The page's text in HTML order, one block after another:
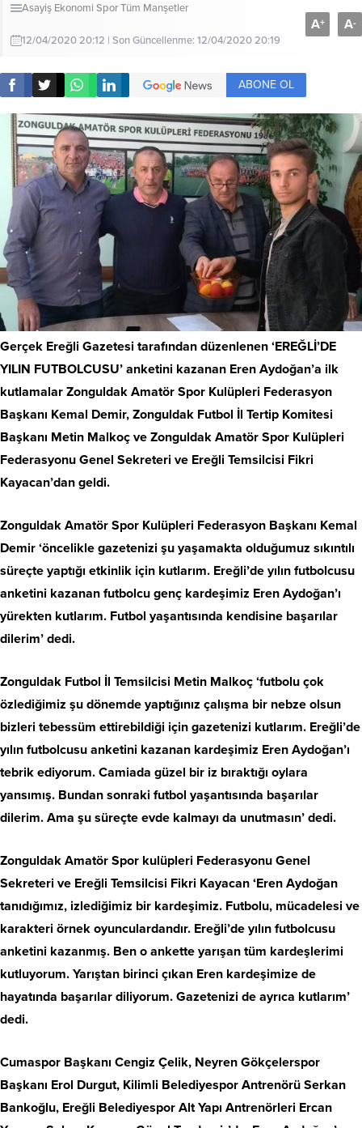
Asayiş Ekonomi SporTüm Manşetler
12/04/2020 20:12 | Son Güncellenme: 12/04/2020 20:19
A+ A-
ABONE OL
Gerçek Ereğli Gazetesi tarafından düzenlenen ‘EREĞLİ’DE
YILIN FUTBOLCUSU’ anketini kazanan Eren Aydoğan’a ilk
kutlamalar Zonguldak Amatör Spor Kulüpleri Federasyon
Başkanı Kemal Demir, Zonguldak Futbol İl Tertip Komitesi
Başkanı Metin Malkoç ve Zonguldak Amatör Spor Kulüpleri
Federasyonu Genel Sekreteri ve Ereğli Temsilcisi Fikri
Kayacan’dan geldi.
Zonguldak Amatör Spor Kulüpleri Federasyon Başkanı Kemal
Demir ‘öncelikle gazetenizi şu yaşamakta olduğumuz sıkıntılı
süreçte yaptığı etkinlik için kutlarım. Ereğli’de yılın futbolcusu
anketini kazanan futbolcu genç kardeşimiz Eren Aydoğan’ı
yürekten kutlarım. Futbol yaşantısında kendisine başarılar
dilerim’ dedi.
Zonguldak Futbol İl Temsilcisi Metin Malkoç ‘futbolu çok
özlediğimiz şu dönemde yaptığınız çalışma bir nebze olsun
bizleri tebessüm ettirebildiği için gazetenizi kutlarım. Ereğli’de
yılın futbolcusu anketini kazanan kardeşimiz Eren Aydoğan’ı
tebrik ediyorum. Camiada güzel bir iz bıraktığı oylara
yansımış. Bundan sonraki futbol yaşantısında başarılar
dilerim. Ama şu süreçte evde kalmayı da unutmasın’ dedi.
Zonguldak Amatör Spor kulüpleri Federasyonu Genel
Sekreteri ve Ereğli Temsilcisi Fikri Kayacan ‘Eren Aydoğan
tanıdığımız, izlediğimiz bir kardeşimiz. Futbolu, mücadelesi ve
karakteri örnek oyunculardandır. Ereğli’de yılın futbolcusu
anketini kazanmış. Ben o ankette yarışan tüm kardeşlerimi
kutluyorum. Yarıştan birinci çıkan Eren kardeşimize de
hayatında başarılar diliyorum. Gazetenizi de ayrıca kutlarım’
dedi.
Cumaspor Başkanı Cengiz Çelik, Neyren Gökçelerspor
Başkanı Erol Durgut, Kilimli Belediyespor Antrenörü Serkan
Bankoğlu, Ereğli Belediyespor Alt Yapı Antrenörleri Ercan